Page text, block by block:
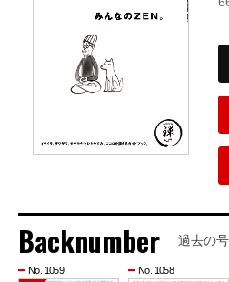
Backnumber 過去の
No. 1059 No. 1058